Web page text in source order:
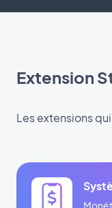
Extension
Les extensions